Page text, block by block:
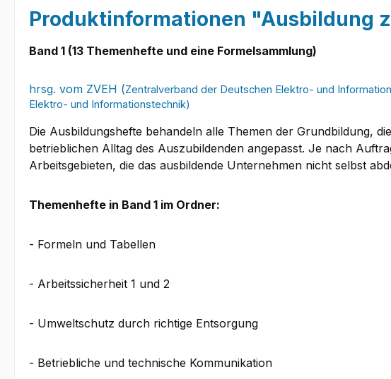
Produktinformationen "Ausbildung
Band 1 (13 Themenhefte und eine Formelsammlung)
hrsg. vom ZVEH (Zentralverband der Deutschen Elektro- und
Elektro- und Informationstechnik)
Die Ausbildungshefte behandeln alle Themen der Grundbildung,
betrieblichen Alltag des Auszubildenden angepasst. Je nach
Arbeitsgebieten, die das ausbildende Unternehmen nicht selbst
Themenhefte in Band 1 im Ordner:
- Formeln und Tabellen
- Arbeitssicherheit 1 und 2
- Umweltschutz durch richtige Entsorgung
- Betriebliche und technische Kommunikation